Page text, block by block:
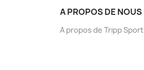
A PROPOS DE NOUS
A propos de Tripp Sport